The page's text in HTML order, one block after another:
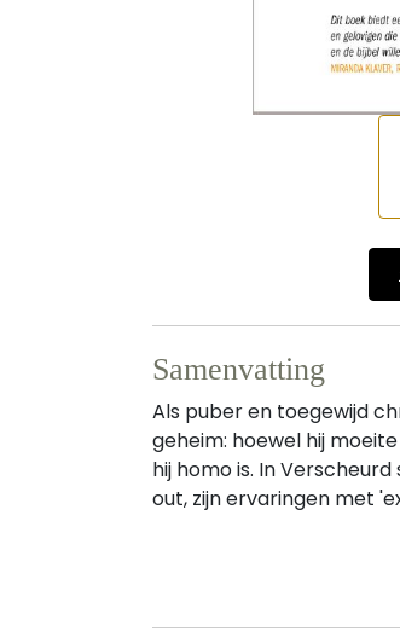
Samenvatting
Als puber en toegewijd
geheim: hoewel hij
hij homo is. In
out, zijn ervaringen met